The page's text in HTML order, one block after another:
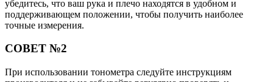
убедитесь, что ваш рука и плечо находятся в удобном и
поддерживающем положении, чтобы получить наиболее
точные измерения.
СОВЕТ №2
При использовании тонометра следуйте инструкциям